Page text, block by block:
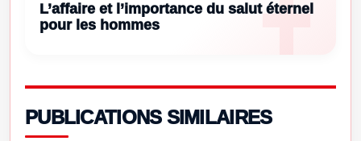
L’affaire et l’importance du salut éternel
pour les hommes
PUBLICATIONS SIMILAIRES